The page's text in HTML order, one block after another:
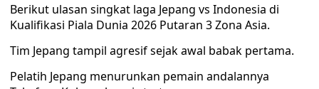
Berikut ulasan singkat laga Jepang vs Indonesia di
Kualifikasi Piala Dunia 2026 Putaran 3 Zona Asia.
Tim Jepang tampil agresif sejak awal babak pertama.
Pelatih Jepang menurunkan pemain andalannya